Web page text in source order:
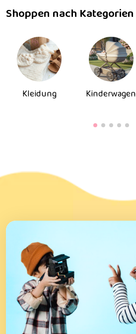
Shoppen nach Kategorien
Kleidung Kinderwagen